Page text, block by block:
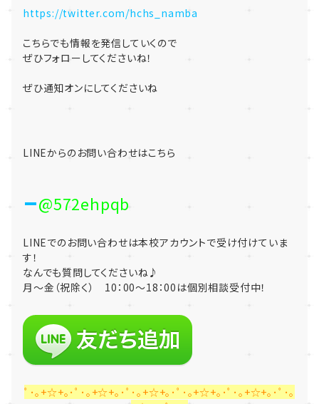
https://twitter.com/hchs_namba
こちらでも情報を発信していくので
ぜひフォローしてくださいね！
ぜひ通知オンにしてくださいね
LINEからのお問い合わせはこちら
@572ehpqb
LINEでのお問い合わせは本校アカウントで受け付けていま
す！
なんでも質問してくださいね♪
月～金（祝除く） 10：00～18：00は個別相談受付中！
ﾟ･｡+☆+｡･ﾟ･｡+☆+｡･ﾟ･｡+☆+｡･ﾟ･｡+☆+｡･ﾟ･｡+☆+｡･ﾟ･｡